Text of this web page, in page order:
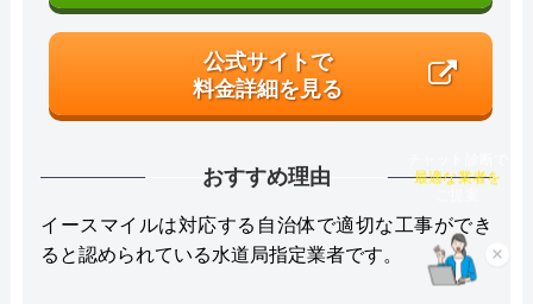
公式サイトで
料金詳細を見る
おすすめ理由
イースマイルは対応する自治体で適切な工事ができ
ると認められている水道局指定業者です。
×
チャット診断で
最適な業者を